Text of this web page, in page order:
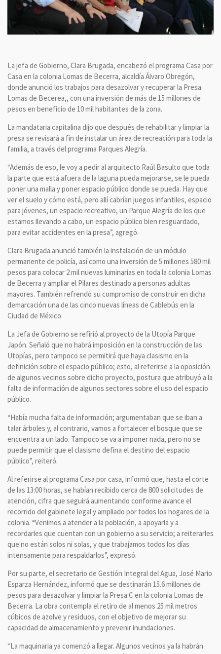
La jefa de Gobierno, Clara Brugada, encabezó el programa Casa por
Casa en la colonia Lomas de Becerra, alcaldía Álvaro Obregón,
donde anunció los trabajos para desazolvar y recuperar la Presa
Lomas de Becerea,, con una inversión de más de 15 millones de
pesos en beneficio de 10 mil habitantes de la zona.
La mandataria capitalina dijo que después de rehabilitar y limpiar la
presa se revisará a fin de instalar un área de recreación para toda la
familia, a través del programa Parques Alegría.
“Además de eso, le voy a pedir al arquitecto Raúl Basulto que toda
la parte que está afuera de la laguna pueda mejorarse, se le pueda
poner una malla y poner espacio público donde se pueda. Hay que
ver el suelo y cómo está, pero allí cabrían juegos infantiles, espacio
para jóvenes, un espacio recreativo, un Parque Alegría de los que
estamos llevando a cabo, un espacio público bien resguardado,
para evitar accidentes en la presa”, agregó.
Clara Brugada anunció también la instalación de un módulo
permanente de policía, así como una inversión de 5 millones 580 mil
pesos para colocar 2 mil nuevas luminarias en toda la colonia Lomas
de Becerra y ampliar el Pilares destinado a personas adultas
mayores. También refrendó su compromiso de construir en dicha
demarcación una de las cinco nuevas líneas de Cablebús en la
Ciudad de México.
La Jefa de Gobierno se refirió al proyecto de la Utopía Parque
Japón. Señaló que no habrá imposición en la construcción de las
Utopías, pero tampoco se permitirá que haya clasismo en la
definición sobre el espacio público; esto, al referirse a la oposición
de algunos vecinos sobre dicho proyecto, postura que atribuyó a la
falta de información de algunos sectores sobre el uso del espacio
público.
“Había mucha falta de información; argumentaban que se iban a
talar árboles y, al contrario, vamos a fortalecer el bosque que se
encuentra a un lado. Tampoco se va a imponer nada, pero no se
puede permitir que el clasismo defina el destino del espacio
público”, reiteró.
Al referirse al programa Casa por casa, informó que, hasta el corte
de las 13:00 horas, se habían recibido cerca de 800 solicitudes de
atención, cifra que seguirá aumentando conforme avance el
recorrido del gabinete legal y ampliado por todos los hogares de la
colonia. “Venimos a atender a la población, a apoyarla y a
recordarles que cuentan con un gobierno a su servicio; a reiterarles
que no están solos ni solas, y que trabajamos todos los días
intensamente para respaldarlos”, expresó.
Por su parte, el secretario de Gestión Integral del Agua, José Mario
Esparza Hernández, informó que se destinarán 15.6 millones de
pesos para desazolvar y limpiar la Presa C en la colonia Lomas de
Becerra. La obra contempla el retiro de al menos 25 mil metros
cúbicos de azolve y residuos, con el objetivo de mejorar su
capacidad de almacenamiento y prevenir inundaciones.
“La maquinaria ya comenzó a llegar. Algunos vecinos ya la habrán